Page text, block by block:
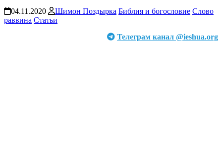
04.11.2020 Шимон Поздырка Библия и богословие Слово
раввина Статьи
Телеграм канал @ieshua.org